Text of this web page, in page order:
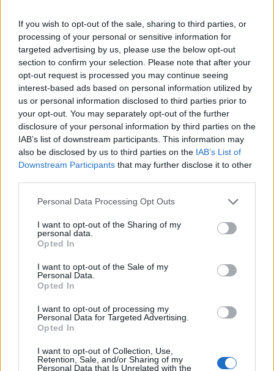
If you wish to opt-out of the sale, sharing to third parties, or
processing of your personal or sensitive information for
targeted advertising by us, please use the below opt-out
section to confirm your selection. Please note that after your
opt-out request is processed you may continue seeing
interest-based ads based on personal information utilized by
us or personal information disclosed to third parties prior to
your opt-out. You may separately opt-out of the further
disclosure of your personal information by third parties on the
IAB’s list of downstream participants. This information may
also be disclosed by us to third parties on the IAB’s List of
Downstream Participants that may further disclose it to other
Personal Data Processing Opt Outs
I want to opt-out of the Sharing of my
personal data.
Opted In
I want to opt-out of the Sale of my
Personal Data.
Opted In
I want to opt-out of processing my
Personal Data for Targeted Advertising.
Opted In
I want to opt-out of Collection, Use,
Retention, Sale, and/or Sharing of my
Personal Data that Is Unrelated with the
Agnès, dans l'épingle à cheveux avant de repartir vers le col
de la Madone.
Visuele aanwijzingen
Toon kaart